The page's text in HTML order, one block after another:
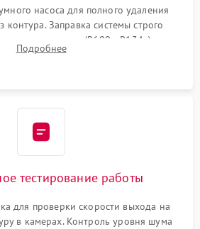
насоса для полного удаления
контура. Заправка системы строго
хладагента (R600a, R134a) по
рабочего давления в системе.
Подробнее
тестирование работы
для проверки скорости выхода на
в камерах. Контроль уровня шума